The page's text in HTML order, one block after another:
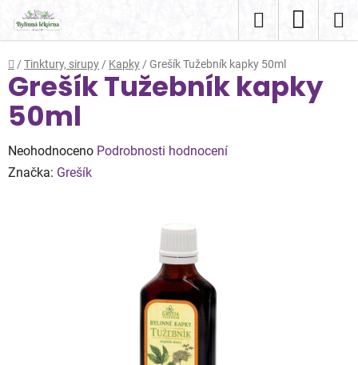
obsah
Hledat
KOŠÍK
Domů
/ Tinktury, sirupy / Kapky / Grešík Tužebník kapky 50ml
Grešík Tužebník kapky
50ml
Průměrné
hodnocení
Neohodnoceno Podrobnosti hodnocení
Značka: Grešík